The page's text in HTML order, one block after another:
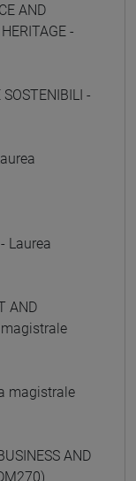
AND
-
-
Laurea
AND
magistrale
magistrale
AND